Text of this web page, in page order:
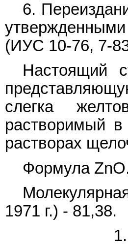
6.
утвержденными
(ИУС 10-76, 7-
Настоящий
слегка
растворимый в
растворах
Формула
1971 г.) - 81,38.